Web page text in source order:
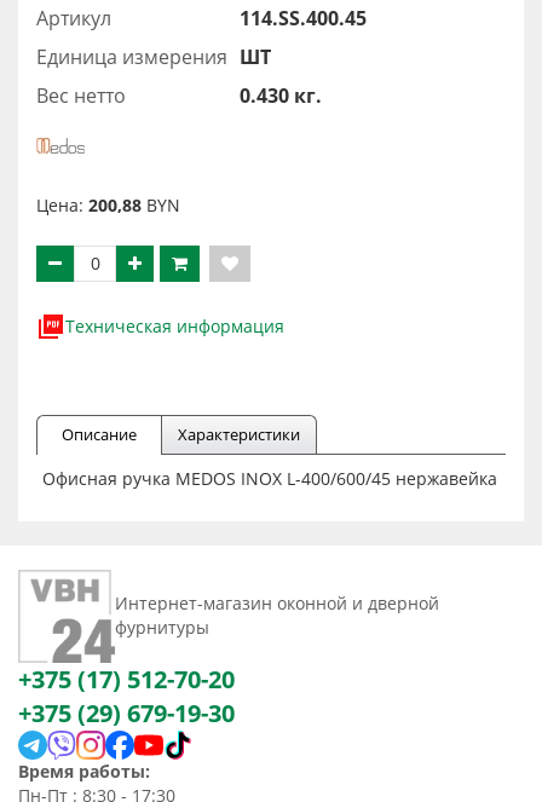
Артикул
114.SS.400.45
Единица измерения ШТ
Вес нетто
0.430 кг.
Цена: 200,88 BYN
Техническая информация
Описание Характеристики
Офисная ручка MEDOS INOX L-400/600/45 нержавейка
Интернет-магазин оконной и дверной
фурнитуры
+375 (17) 512-70-20
+375 (29) 679-19-30
Время работы:
Пн-Пт : 8:30 - 17:30